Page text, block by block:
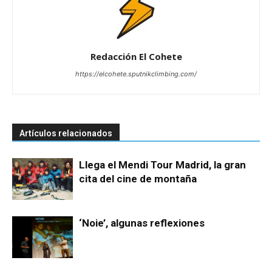
Redacción El Cohete
https://elcohete.sputnikclimbing.com/
Artículos relacionados
Llega el Mendi Tour Madrid, la gran
cita del cine de montaña
‘Noie’, algunas reflexiones